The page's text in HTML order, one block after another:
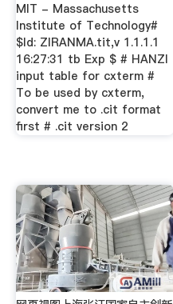
MIT - Massachusetts
Institute of Technology#
$Id: ZIRANMA.tit,v 1.1.1.1
16:27:31 tb Exp $ # HANZI
input table for cxterm #
To be used by cxterm,
convert me to .cit format
first # .cit version 2